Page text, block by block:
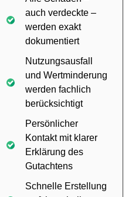
auch verdeckte –
werden exakt
dokumentiert
Nutzungsausfall
und Wertminderung
werden fachlich
berücksichtigt
Persönlicher
Kontakt mit klarer
Erklärung des
Gutachtens
Schnelle Erstellung